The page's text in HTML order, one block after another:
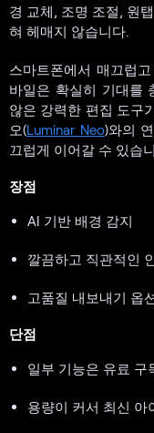
경 교체, 조명 조절, 원
혀 헤매지 않습니다.
스마트폰에서 매끄럽
바일은 확실히 기대를
않은 강력한 편집 도구
오(Luminar Neo)와의
끄럽게 이어갈 수 있습
장점
AI 기반 배경 감지
깔끔하고 직관적인
고품질 내보내기 옵
단점
일부 기능은 유료 구
용량이 커서 최신 아